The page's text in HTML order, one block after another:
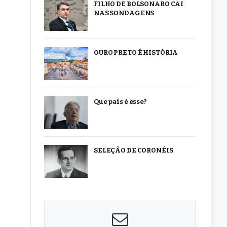
FILHO DE BOLSONARO CAI
NAS SONDAGENS
OURO PRETO É HISTÓRIA
Que país é esse?
SELEÇÃO DE CORONÉIS